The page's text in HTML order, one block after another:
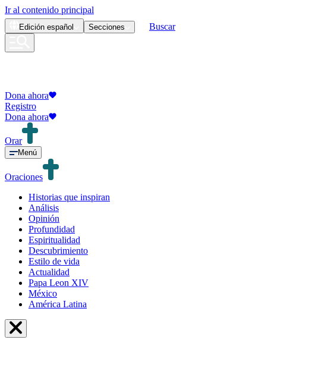
Ir al contenido principal
Edición español Secciones Buscar
Dona ahora
Registro
Dona ahora
Orar
Menú
Oraciones
Historias que inspiran
Análisis
Opinión
Profundidad
Espiritualidad
Descubrimiento
Estilo de vida
Actualidad
Papa Leon XIV
México
América Latina